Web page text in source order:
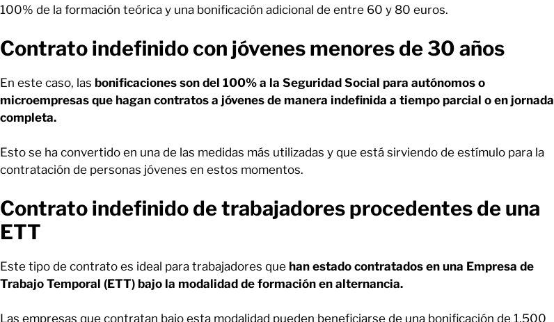
100% de la formación teórica y una bonificación adicional de entre 60 y 80 euros.
Contrato indefinido con jóvenes menores de 30 años
En este caso, las bonificaciones son del 100% a la Seguridad Social para autónomos o
microempresas que hagan contratos a jóvenes de manera indefinida a tiempo parcial o en jornada
completa.
Esto se ha convertido en una de las medidas más utilizadas y que está sirviendo de estímulo para la
contratación de personas jóvenes en estos momentos.
Contrato indefinido de trabajadores procedentes de una
ETT
Este tipo de contrato es ideal para trabajadores que han estado contratados en una Empresa de
Trabajo Temporal (ETT) bajo la modalidad de formación en alternancia.
Las empresas que contratan bajo esta modalidad pueden beneficiarse de una bonificación de 1.500